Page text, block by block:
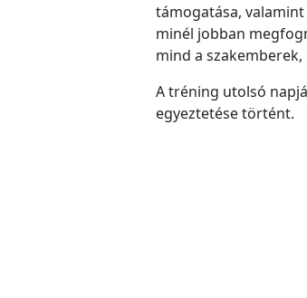
támogatása,
minél jobban
mind a
A tréning utolsó
egyeztetése történt.